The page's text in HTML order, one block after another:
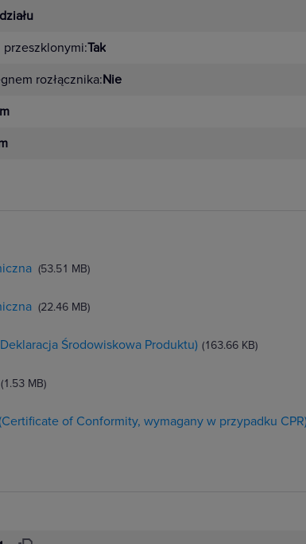
przeszklonymi:Tak
rozłącznika:Nie
(53.51 MB)
(22.46 MB)
Środowiskowa Produktu) (163.66 KB)
(1.53 MB)
of Conformity, wymagany w przypadku